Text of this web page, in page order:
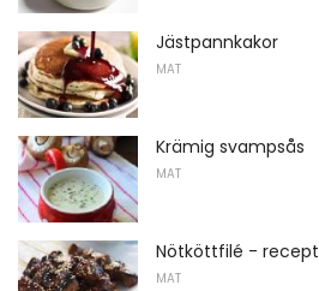
Jästpannkakor
MAT
Krämig svampsås
MAT
Nötköttfilé - recept
MAT